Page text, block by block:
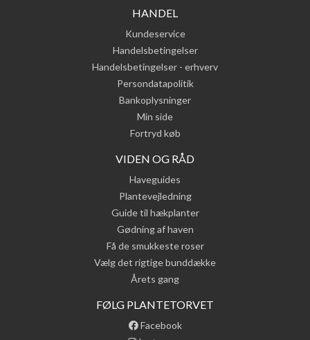
HANDEL
Kundeservice
Handelsbetingelser
Handelsbetingelser - erhverv
Persondatapolitik
Bankoplysninger
Min side
Fortryd køb
VIDEN OG RÅD
Haveguides
Plantevejledning
Guide til hækplanter
Gødning af haven
Få de smukkeste roser
Vælg det rigtige bunddække
Årets gang
FØLG PLANTETORVET
Facebook